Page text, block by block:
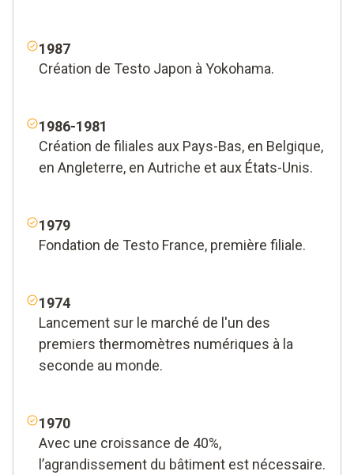
1987
Création de Testo Japon à Yokohama.
1986-1981
Création de filiales aux Pays-Bas, en Belgique,
en Angleterre, en Autriche et aux États-Unis.
1979
Fondation de Testo France, première filiale.
1974
Lancement sur le marché de l'un des
premiers thermomètres numériques à la
seconde au monde.
1970
Avec une croissance de 40%,
l’agrandissement du bâtiment est nécessaire.